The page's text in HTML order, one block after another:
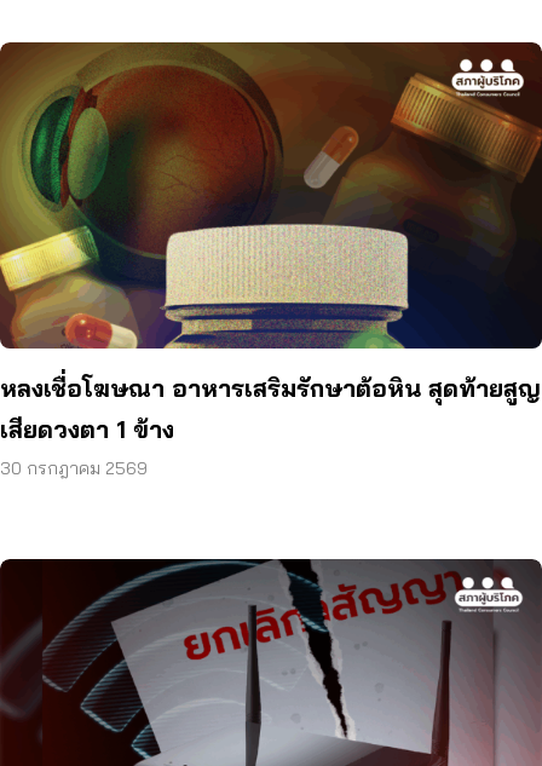
หลงเชื่อโฆษณา อาหารเสริมรักษาต้อหิน สุดท้ายสูญ
เสียดวงตา 1 ข้าง
30 กรกฎาคม 2569